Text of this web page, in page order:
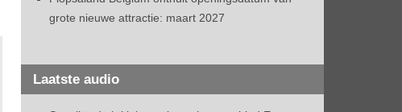
grote nieuwe attractie: maart 2027
Laatste audio